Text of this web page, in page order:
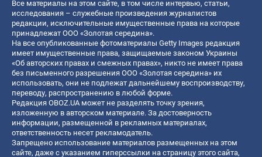
Все материалы на этом сайте, в том числе интервью, статьи,
исследования – служебные произведения журналистов
редакции, исключительные имущественные права на которые
принадлежат ООО «Золотая середина».
На все опубликованные фотоматериалы Getty Images редакция
имеет имущественные права, защищаемые законом Украины
«Об авторских правах и смежных правах», никто не имеет права
без письменного разрешения ООО «Золотая середина» их
использовать, они не подлежат дальнейшему воспроизводству,
переводу, распространению в любой форме.
Редакция OBOZ.UA может не разделять точку зрения,
изложенную в авторском материале. За достоверность
информации, размещенной в рекламных материалах,
ответственность несет рекламодатель.
Запрещено использование материалов размещенных на этом
сайте, даже с указанием гиперссылки на страницу этого сайта,